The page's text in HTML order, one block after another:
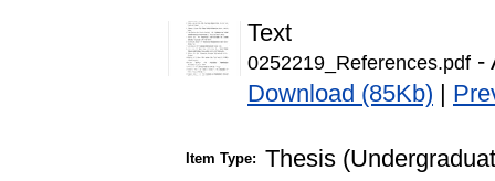
Text
0252219_References.pdf -
Download (85Kb) |
Item Type: Thesis